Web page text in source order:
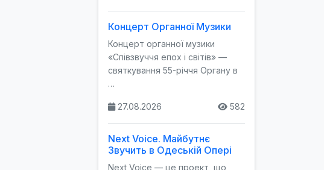
Концерт Органної Музики
Концерт органної музики
«Співзвуччя епох і світів» —
святкування 55-річчя Органу в
…
27.08.2026 582
Next Voice. Майбутнє
Звучить в Одеській Опері
Next Voice — це проект, що